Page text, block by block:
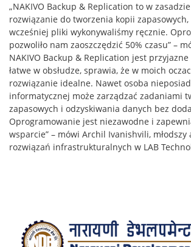
„NAKIVO Backup & Replication to w
rozwiązanie do tworzenia kopii
wcześniej pliki wykonywaliśmy ręcznie.
pozwoliło nam zaoszczędzić 50% czasu” –
NAKIVO Backup & Replication jest
łatwe w obsłudze, sprawia, że w moich
rozwiązanie idealne. Nawet osoba
informatycznej może zarządzać zadaniami
zapasowych i odzyskiwania danych bez
Oprogramowanie jest niezawodne i
wsparcie” – mówi Archil Ivanishvili,
rozwiązań infrastrukturalnych w LAB